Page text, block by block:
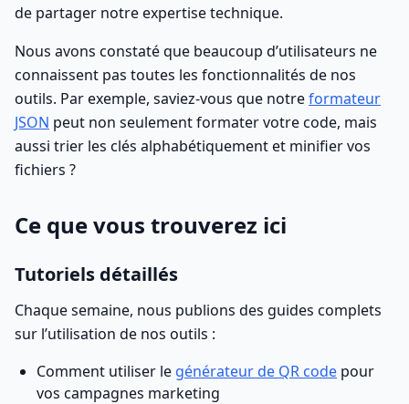
de partager notre expertise technique.
Nous avons constaté que beaucoup d’utilisateurs ne
connaissent pas toutes les fonctionnalités de nos
outils. Par exemple, saviez-vous que notreformateur
JSON peut non seulement formater votre code, mais
aussi trier les clés alphabétiquement et minifier vos
fichiers ?
Ce que vous trouverez ici
Tutoriels détaillés
Chaque semaine, nous publions des guides complets
sur l’utilisation de nos outils :
Comment utiliser le générateur de QR code pour
vos campagnes marketing